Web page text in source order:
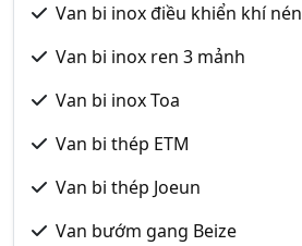
Van bi inox điều khiển khí nén
Van bi inox ren 3 mảnh
Van bi inox Toa
Van bi thép ETM
Van bi thép Joeun
Van bướm gang Beize